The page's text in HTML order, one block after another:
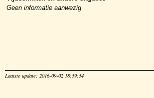
Geen informatie aanwezig
Laatste update: 2016-09-02 18:59:54